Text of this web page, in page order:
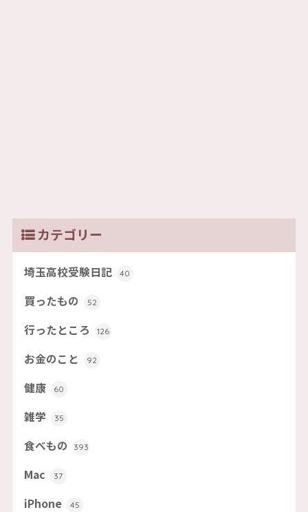
カテゴリー
埼玉高校受験日記 40
買ったもの 52
行ったところ 126
お金のこと 92
健康 60
雑学 35
食べもの 393
Mac 37
iPhone 45